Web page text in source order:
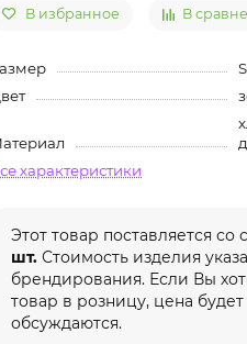
В избранное В
характеристики
Этот товар поставляется со
шт. Стоимость изделия
брендирования. Если Вы
товар в розницу, цена
обсуждаются.